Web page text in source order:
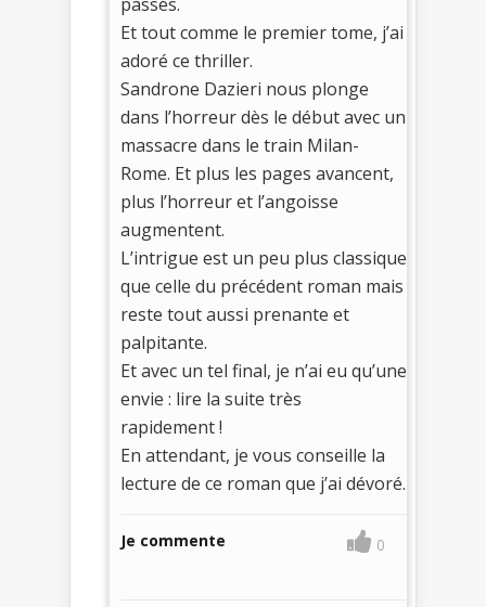
Et tout comme le premier tome, j’ai
adoré ce thriller.
Sandrone Dazieri nous plonge
dans l’horreur dès le début avec un
massacre dans le train Milan-
Rome. Et plus les pages avancent,
plus l’horreur et l’angoisse
augmentent.
L’intrigue est un peu plus classique
que celle du précédent roman mais
reste tout aussi prenante et
palpitante.
Et avec un tel final, je n’ai eu qu’une
envie : lire la suite très
rapidement !
En attendant, je vous conseille la
lecture de ce roman que j’ai dévoré.
Je commente 0